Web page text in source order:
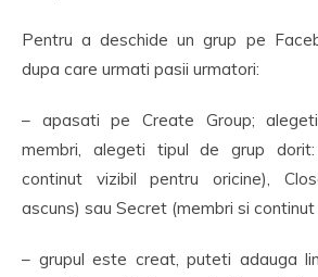
Pentru a deschide un grup pe
dupa care urmati pasii urmatori:
– apasati pe Create Group;
membri, alegeti tipul de grup
continut vizibil pentru oricine),
ascuns) sau Secret (membri si continut
– grupul este creat, puteti adauga